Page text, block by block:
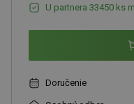
U partnera 33450 ks
Doručenie